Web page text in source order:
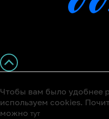
Чтобы вам было удобнее
используем cookies.
можно тут